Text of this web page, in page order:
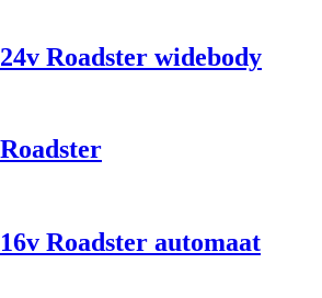
Roadster widebody
Roadster automaat